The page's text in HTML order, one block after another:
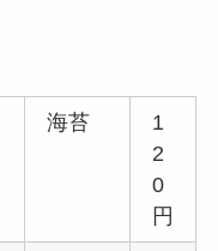
海苔
1
2
0
円